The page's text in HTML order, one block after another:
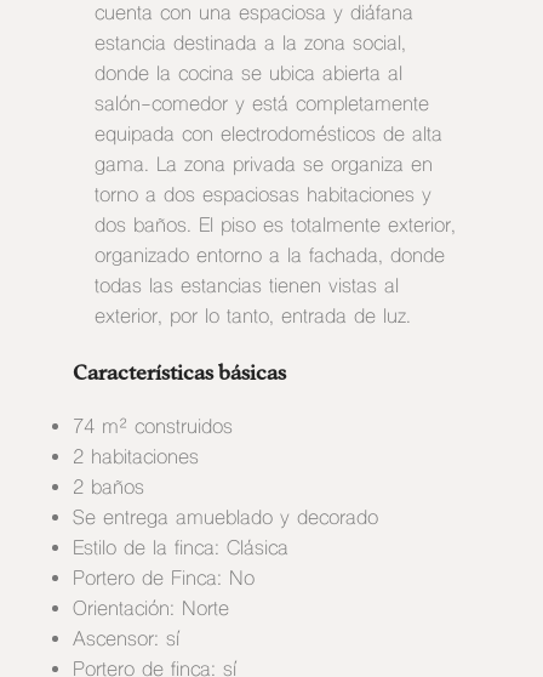
cuenta con una espaciosa y diáfana
estancia destinada a la zona social,
donde la cocina se ubica abierta al
salón-comedor y está completamente
equipada con electrodomésticos de alta
gama. La zona privada se organiza en
torno a dos espaciosas habitaciones y
dos baños. El piso es totalmente exterior,
organizado entorno a la fachada, donde
todas las estancias tienen vistas al
exterior, por lo tanto, entrada de luz.
Características básicas
74 m² construidos
2 habitaciones
2 baños
Se entrega amueblado y decorado
Estilo de la finca: Clásica
Portero de Finca: No
Orientación: Norte
Ascensor: sí
Portero de finca: sí